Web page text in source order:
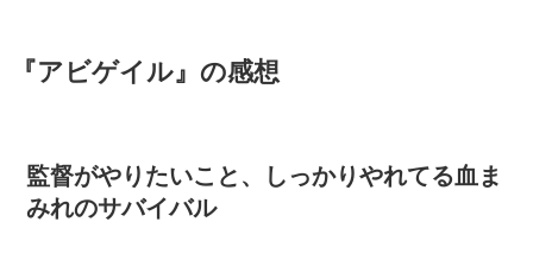
『アビゲイル』の感想
監督がやりたいこと、しっかりやれてる血ま
みれのサバイバル